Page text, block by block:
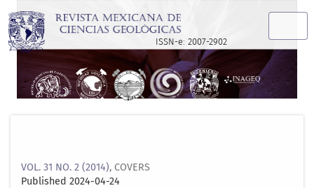
ISSN-e: 2007-2902
VOL. 31 NO. 2 (2014), COVERS
Published 2024-04-24